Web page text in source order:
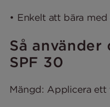
• Enkelt att bära
Så använder
SPF 30
Mängd: Applicera ett